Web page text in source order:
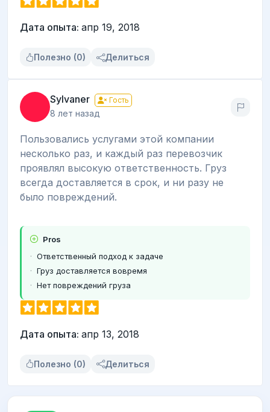
Дата опыта: апр 19, 2018
Полезно (0) Делиться
Sylvaner Гость
8 лет назад
Пользовались услугами этой компании
несколько раз, и каждый раз перевозчик
проявлял высокую ответственность. Груз
всегда доставляется в срок, и ни разу не
было повреждений.
Pros
Ответственный подход к задаче
Груз доставляется вовремя
Нет повреждений груза
Дата опыта: апр 13, 2018
Полезно (0) Делиться